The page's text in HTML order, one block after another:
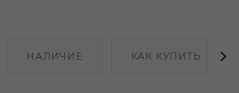
НАЛИЧИЕ КАК КУПИТЬ